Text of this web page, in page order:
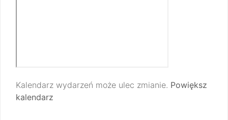
Kalendarz wydarzeń może ulec zmianie. Powiększ
kalendarz